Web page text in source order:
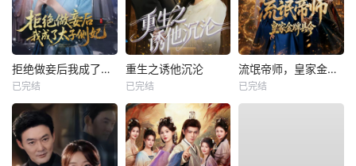
拒绝做妾后我成了太子侧妃
已完结
重生之诱他沉沦
已完结
流氓帝师，皇家金牌县令
已完结